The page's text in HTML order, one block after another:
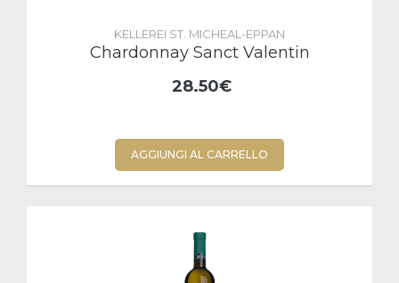
KELLEREI ST. MICHEAL-EPPAN
Chardonnay Sanct Valentin
28.50€
AGGIUNGI AL CARRELLO